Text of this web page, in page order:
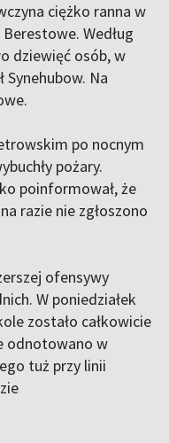
ciężko ranna w
Według
dziewięć osób, w
Synehubow. Na
po nocnym
pożary.
poinformował, że
razie nie zgłoszono
ofensywy
W poniedziałek
zostało całkowicie
odnotowano w
tuż przy linii